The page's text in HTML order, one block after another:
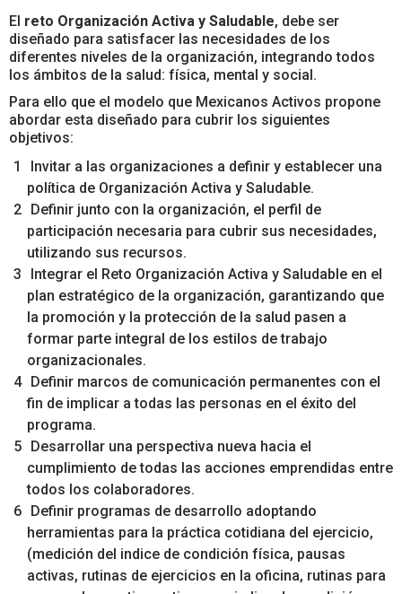
El reto Organización Activa y Saludable, debe ser
diseñado para satisfacer las necesidades de los
diferentes niveles de la organización, integrando todos
los ámbitos de la salud: física, mental y social.
Para ello que el modelo que Mexicanos Activos propone
abordar esta diseñado para cubrir los siguientes
objetivos:
Invitar a las organizaciones a definir y establecer una
política de Organización Activa y Saludable.
Definir junto con la organización, el perfil de
participación necesaria para cubrir sus necesidades,
utilizando sus recursos.
Integrar el Reto Organización Activa y Saludable en el
plan estratégico de la organización, garantizando que
la promoción y la protección de la salud pasen a
formar parte integral de los estilos de trabajo
organizacionales.
Definir marcos de comunicación permanentes con el
fin de implicar a todas las personas en el éxito del
programa.
Desarrollar una perspectiva nueva hacia el
cumplimiento de todas las acciones emprendidas entre
todos los colaboradores.
Definir programas de desarrollo adoptando
herramientas para la práctica cotidiana del ejercicio,
(medición del indice de condición física, pausas
activas, rutinas de ejercicios en la oficina, rutinas para